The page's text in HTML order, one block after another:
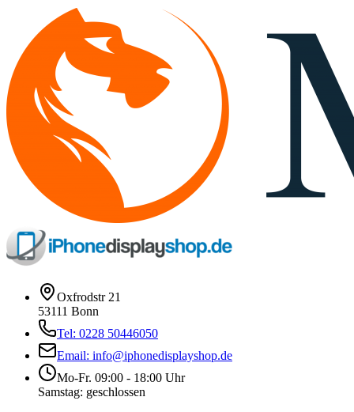
Oxfrodstr 21
53111 Bonn
Tel: 0228 50446050
Email: info@iphonedisplayshop.de
Mo-Fr. 09:00 - 18:00 Uhr
Samstag: geschlossen